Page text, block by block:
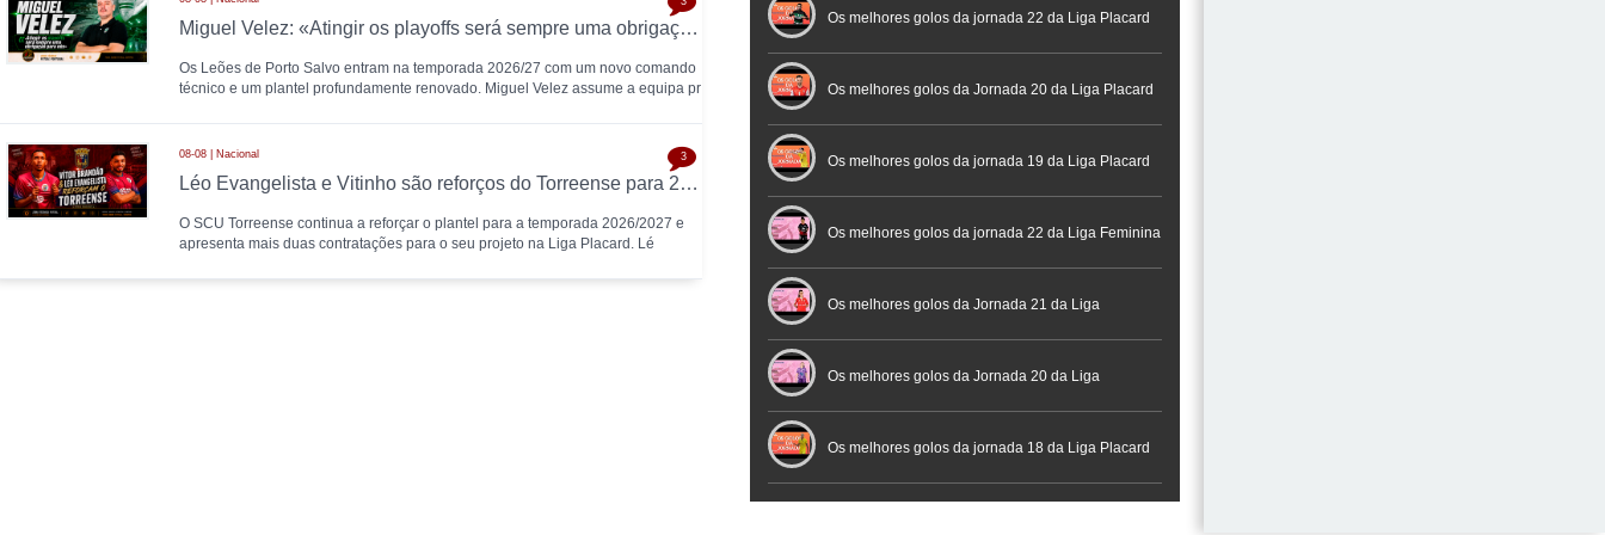
Miguel Velez: «Atingir os playoffs será sempre uma obrigação para nós»
Os Leões de Porto Salvo entram na temporada 2026/27 com um novo comando
técnico e um plantel profundamente renovado. Miguel Velez assume a equipa pr
08-08 | Nacional
Léo Evangelista e Vitinho são reforços do Torreense para 2026/2027
O SCU Torreense continua a reforçar o plantel para a temporada 2026/2027 e
apresenta mais duas contratações para o seu projeto na Liga Placard. Lé
3
Futebol
Futsal | Documentário
Os melhores golos da jornada 22 da Liga Placard
Os melhores golos da Jornada 20 da Liga Placard
Futsal
Os melhores golos da jornada 19 da Liga Placard
Os melhores golos da jornada 22 da Liga Feminina
Placard
Os melhores golos da Jornada 21 da Liga
Feminina Placard
Os melhores golos da Jornada 20 da Liga
Feminina Placard
Os melhores golos da jornada 18 da Liga Placard